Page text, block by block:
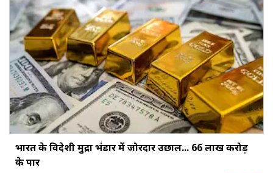
भारत के विदेशी मुद्रा भंडार में जोरदार उछाल... ₹66 लाख करोड़
के पार